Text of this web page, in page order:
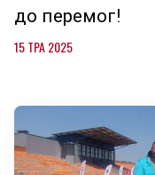
до перемог!
15 ТРА 2025